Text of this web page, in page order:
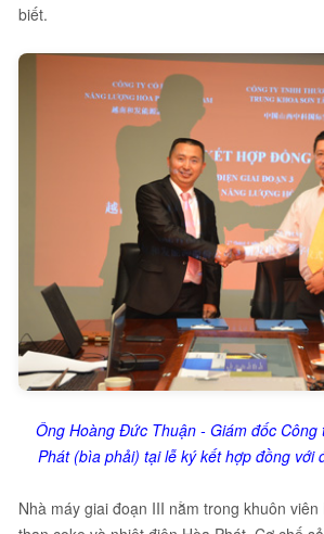
biết.
Ông Hoàng Đức Thuận - Giám đốc Công
Phát (bìa phải) tại lễ ký kết hợp đồng với
Nhà máy giai đoạn III nằm trong khuôn